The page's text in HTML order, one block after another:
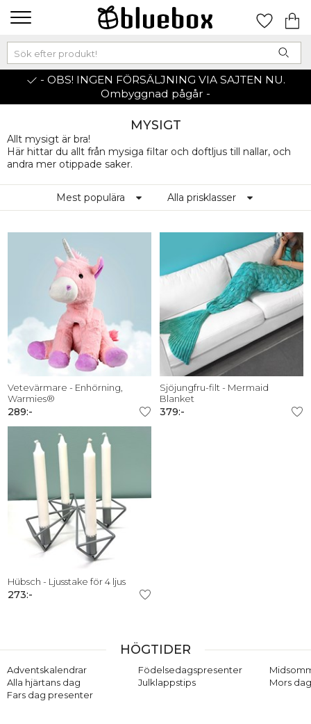
- OBS! INGEN FÖRSÄLJNING VIA SAJTEN NU.
Ombyggnad pågår -
MYSIGT
Allt mysigt är bra!
Här hittar du allt från mysiga filtar och doftljus till nallar, och
andra mer otippade saker.
Mest populära Alla prisklasser
Vetevärmare - Enhörning,
Warmies®
289:-
Sjöjungfru-filt - Mermaid
Blanket
379:-
Hübsch - Ljusstake för 4 ljus
273:-
HÖGTIDER
Adventskalendrar
Alla hjärtans dag
Fars dag presenter
Födelsedagspresenter
Julklappstips
Mors